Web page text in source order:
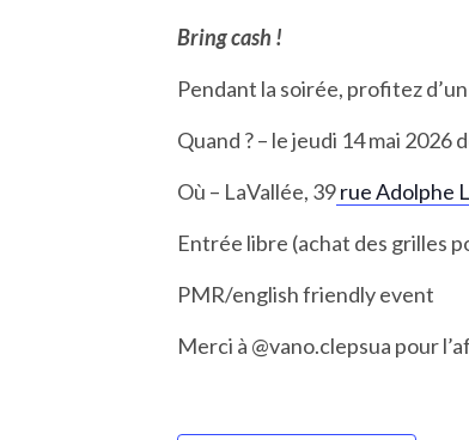
Bring cash !
Pendant la soirée, profitez
Quand ? – le jeudi 14 mai 2026
Où – LaVallée, 39rue Adolphe
Entrée libre (achat des grilles
PMR/english friendly event
Merci à @vano.clepsua pour